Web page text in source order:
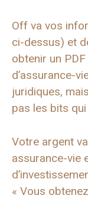
Off va vos
ci-dessus) et
obtenir un
d’assurance-
juridiques,
pas les bits
Votre argent
assurance-vie
« Vous